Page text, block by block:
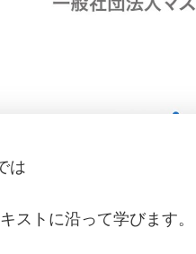
は
ストに沿って学びます。